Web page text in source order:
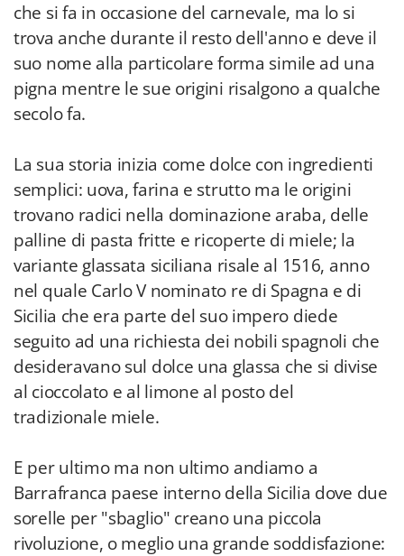
che si fa in occasione del carnevale, ma lo si
trova anche durante il resto dell'anno e deve il
suo nome alla particolare forma simile ad una
pigna mentre le sue origini risalgono a qualche
secolo fa.
La sua storia inizia come dolce con ingredienti
semplici: uova, farina e strutto ma le origini
trovano radici nella dominazione araba, delle
palline di pasta fritte e ricoperte di miele; la
variante glassata siciliana risale al 1516, anno
nel quale Carlo V nominato re di Spagna e di
Sicilia che era parte del suo impero diede
seguito ad una richiesta dei nobili spagnoli che
desideravano sul dolce una glassa che si divise
al cioccolato e al limone al posto del
tradizionale miele.
E per ultimo ma non ultimo andiamo a
Barrafranca paese interno della Sicilia dove due
sorelle per "sbaglio" creano una piccola
rivoluzione, o meglio una grande soddisfazione: